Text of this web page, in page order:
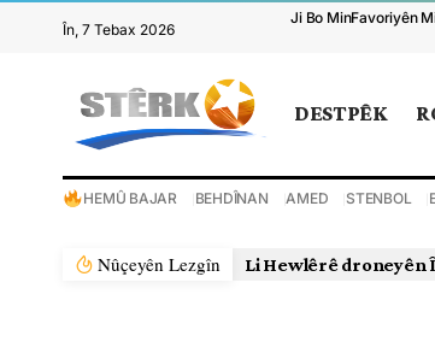
În, 7 Tebax 2026
Ji Bo MinFavoriyên
DESTPÊK
HEMÛ BAJAR BEHDÎNAN AMED STENBOL
Nûçeyên Lezgîn Li Hewlêrê droneyên